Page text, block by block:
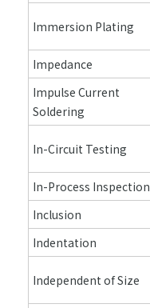
Immersion Plating
Impedance
Impulse Current
Soldering
In-Circuit Testing
In-Process Inspection
Inclusion
Indentation
Independent of Size